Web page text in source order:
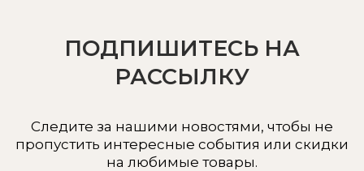
ПОДПИШИТЕСЬ НА
РАССЫЛКУ
Следите за нашими новостями, чтобы не
пропустить интересные события или скидки
на любимые товары.